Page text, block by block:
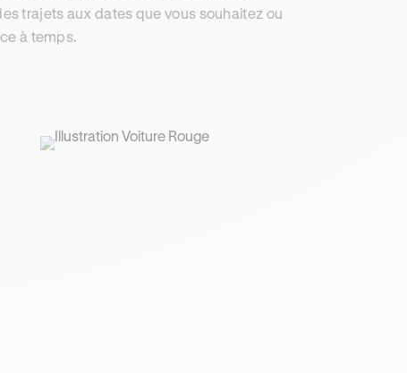
trajets aux dates que vous souhaitez ou
à temps.